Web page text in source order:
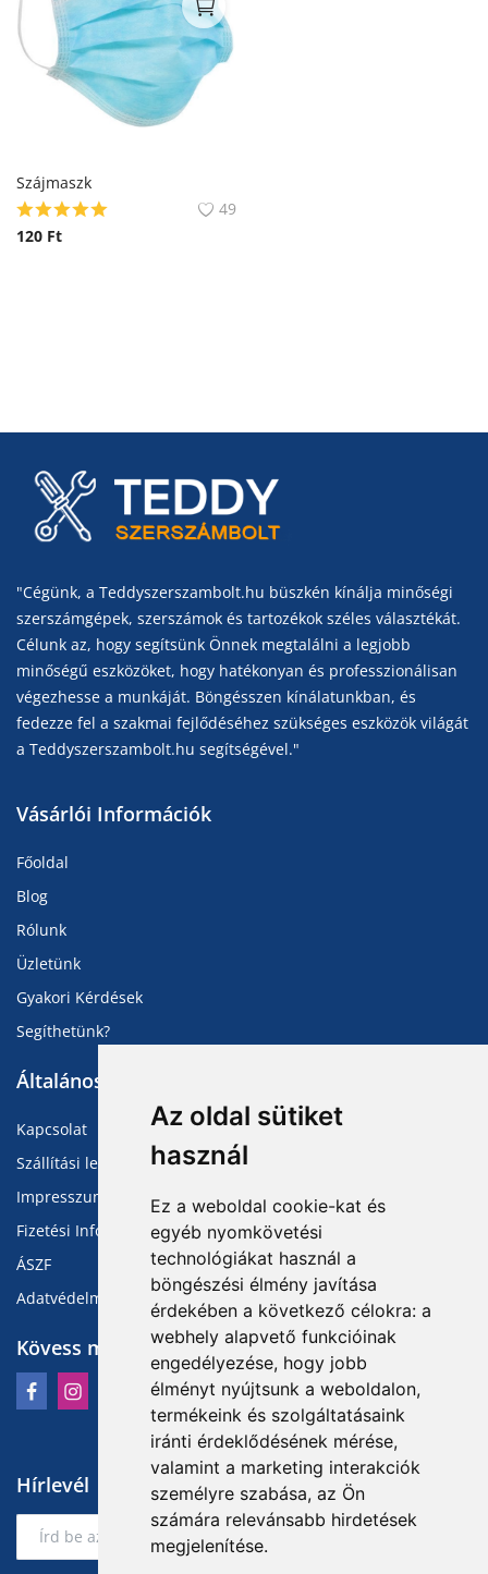
Az oldal sütiket
használ
Ez a weboldal cookie-kat és
egyéb nyomkövetési
technológiákat használ a
böngészési élmény javítása
érdekében a következő célokra: a
webhely alapvető funkcióinak
engedélyezése, hogy jobb
élményt nyújtsunk a weboldalon,
termékeink és szolgáltatásaink
iránti érdeklődésének mérése,
valamint a marketing interakciók
személyre szabása, az Ön
számára relevánsabb hirdetések
megjelenítése.
Szájmaszk
49
120 Ft
"Cégünk, a Teddyszerszambolt.hu büszkén kínálja minőségi
szerszámgépek, szerszámok és tartozékok széles választékát.
Célunk az, hogy segítsünk Önnek megtalálni a legjobb
minőségű eszközöket, hogy hatékonyan és professzionálisan
végezhesse a munkáját. Böngésszen kínálatunkban, és
fedezze fel a szakmai fejlődéséhez szükséges eszközök világát
a Teddyszerszambolt.hu segítségével."
Vásárlói Információk
Főoldal
Blog
Rólunk
Üzletünk
Gyakori Kérdések
Segíthetünk?
Általános Információk
Kapcsolat
Szállítási lehetőségek
Impresszum
Fizetési Információk
ÁSZF
Adatvédelmi Tájékoztató
Kövess minket
Hírlevél